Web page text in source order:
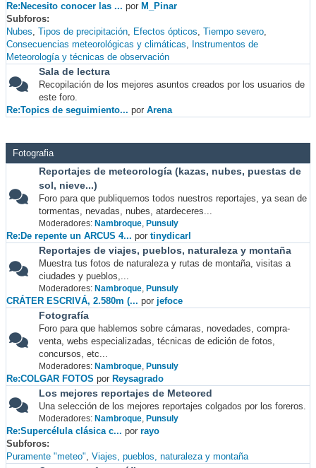
Re:Necesito conocer las ... por M_Pinar
Subforos
Nubes Tipos de precipitación Efectos ópticos Tiempo severo
Consecuencias meteorológicas y climáticas
Instrumentos de
Meteorología y técnicas de observación
Sala de lectura
Recopilación de los mejores asuntos creados por los usuarios de
este foro.
Re:Topics de seguimiento... por Arena
Fotografia
Reportajes de meteorología (kazas, nubes, puestas de
sol, nieve...)
Foro para que publiquemos todos nuestros reportajes, ya sean de
tormentas, nevadas, nubes, atardeceres...
Moderadores: Nambroque, Punsuly
Re:De repente un ARCUS 4... por tinydicarl
Reportajes de viajes, pueblos, naturaleza y montaña
Muestra tus fotos de naturaleza y rutas de montaña, visitas a
ciudades y pueblos,...
Moderadores: Nambroque, Punsuly
CRÁTER ESCRIVÁ, 2.580m (... por jefoce
Fotografía
Foro para que hablemos sobre cámaras, novedades, compra-
venta, webs especializadas, técnicas de edición de fotos,
concursos, etc...
Moderadores: Nambroque, Punsuly
Re:COLGAR FOTOS por Reysagrado
Los mejores reportajes de Meteored
Una selección de los mejores reportajes colgados por los foreros.
Moderadores: Nambroque, Punsuly
Re:Supercélula clásica c... por rayo
Subforos
Puramente "meteo" Viajes, pueblos, naturaleza y montaña